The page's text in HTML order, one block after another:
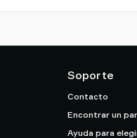
Soporte
Contacto
Encontrar un
Ayuda para